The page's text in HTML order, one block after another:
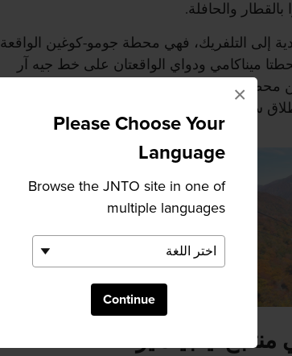
Please Choose Your
Language
Browse the JNTO site in one of
multiple languages
Continue
×
والحافلة.
إلى التلفريك، فهي محطة جومو-كوغين الواقعة
ميناكامي ودواي الواقعتان على خط جيه آر
محطتي جومو-كوغين وميناكامي متجهة إلى
سيرًا على الأقدام من محطة دواي.
تينجيندايرا